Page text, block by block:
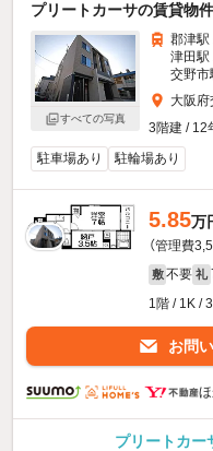
プリートカーサの賃貸物件
すべての写真
郡津駅
津田駅
交野市
大阪府
3階建 / 12
駐車場あり
駐輪場あり
5.85万
（管理費
敷 不要 礼
1階 / 1K /
お問
プリートカー